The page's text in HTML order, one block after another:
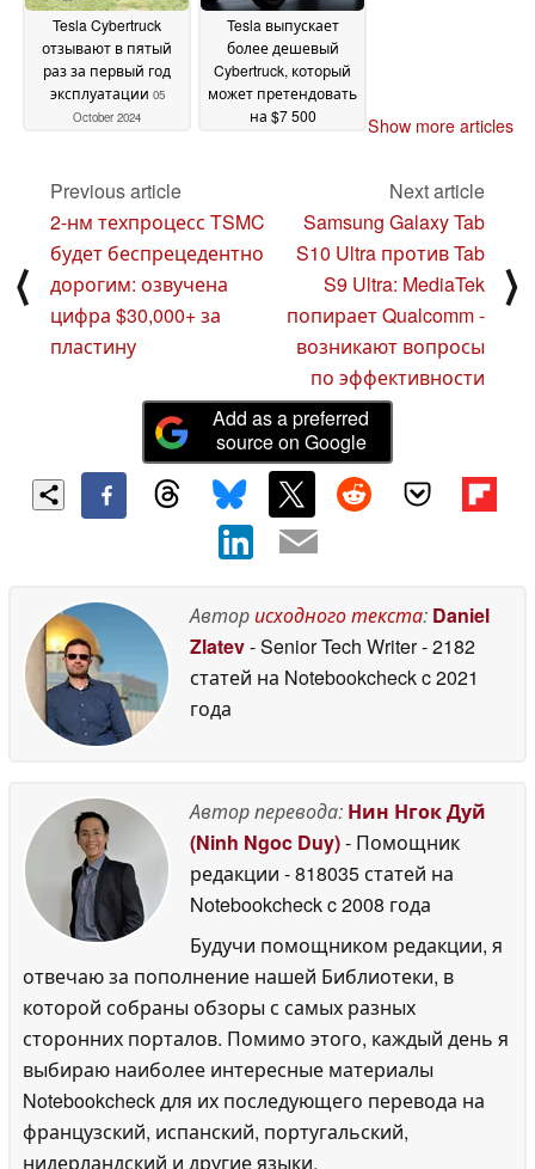
Tesla Cybertruck
отзывают в пятый
раз за первый год
эксплуатации 05
October 2024
Tesla выпускает
более дешевый
Cybertruck, который
может претендовать
на $7 500
Show more articles
⟨
Previous article
2-нм техпроцесс TSMC
будет беспрецедентно
дорогим: озвучена
цифра $30,000+ за
пластину
Next article
Samsung Galaxy Tab
S10 Ultra против Tab
S9 Ultra: MediaTek
попирает Qualcomm -
возникают вопросы
по эффективности
⟩
Add as a preferred
source on Google
Авторисходного текста: Daniel
Zlatev- Senior Tech Writer- 2182
статей на Notebookcheckc 2021
года
Автор перевода: Нин Нгок Дуй
(Ninh Ngoc Duy)- Помощник
редакции - 818035 статей на
Notebookcheckc 2008 года
Будучи помощником редакции, я
отвечаю за пополнение нашей Библиотеки, в
которой собраны обзоры с самых разных
сторонних порталов. Помимо этого, каждый день я
выбираю наиболее интересные материалы
Notebookcheck для их последующего перевода на
французский, испанский, португальский,
нидерландский и другие языки.